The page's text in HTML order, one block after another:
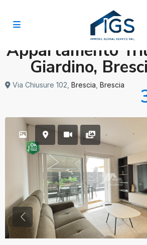
Appartamento
Giardino,
Via Chiusure 102, Brescia Brescia
Previous